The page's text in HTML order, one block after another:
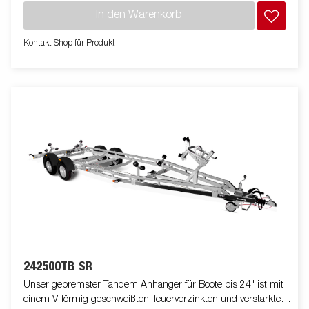
Radlager sorgen für eine lange Lebensdauer. Die gezeigten
abweichen oder optionales Zubehör enthalten.
In den Warenkorb
Kontakt Shop für Produkt
242500TB SR
Unser gebremster Tandem Anhänger für Boote bis 24" ist mit
einem V-förmig geschweißten, feuerverzinkten und verstärkten